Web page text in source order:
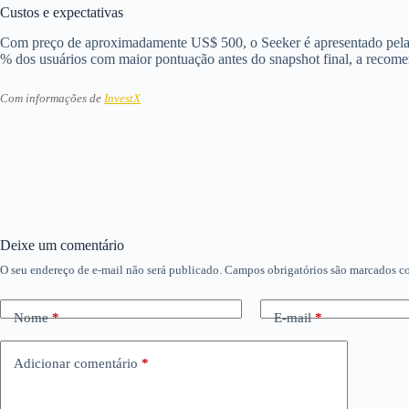
Custos e expectativas
Com preço de aproximadamente US$ 500, o Seeker é apresentado
% dos usuários com maior pontuação antes do snapshot final, a
Com informações de InvestX
Deixe um comentário
O seu endereço de e-mail não será publicado. Campos obrigatórios são marcados
Nome* E-mail*
Adicionar comentário *